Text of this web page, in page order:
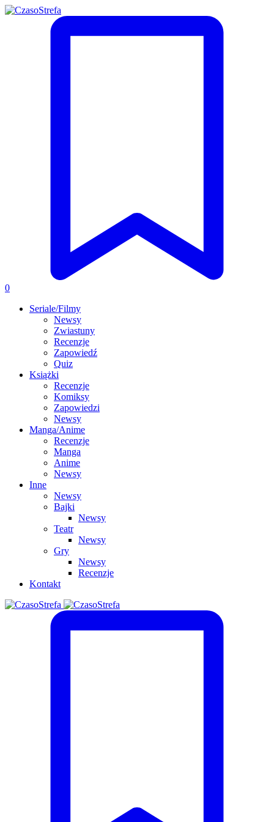
0
Seriale/Filmy
Newsy
Zwiastuny
Recenzje
Zapowiedź
Quiz
Książki
Recenzje
Komiksy
Zapowiedzi
Newsy
Manga/Anime
Recenzje
Manga
Anime
Newsy
Inne
Newsy
Bajki
Newsy
Teatr
Newsy
Gry
Newsy
Recenzje
Kontakt